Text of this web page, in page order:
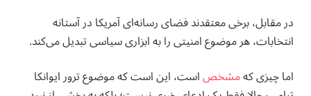
در مقابل، برخی معتقدند فضای رسانه‌ای آمریکا در آستانه
انتخابات، هر موضوع امنیتی را به ابزاری سیاسی تبدیل می‌کند.
اما چیزی کهمشخصاست، این است که موضوع ترور ایوانکا